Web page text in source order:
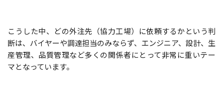
こうした中、どの外注先（協力工場）に依頼するかという判
断は、バイヤーや調達担当のみならず、エンジニア、設計、生
産管理、品質管理など多くの関係者にとって非常に重いテー
マとなっています。